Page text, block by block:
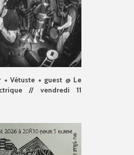
Vétuste + guest @ Le
// vendredi 11